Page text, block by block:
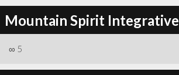
Mountain Spirit Integrative
∞ 5